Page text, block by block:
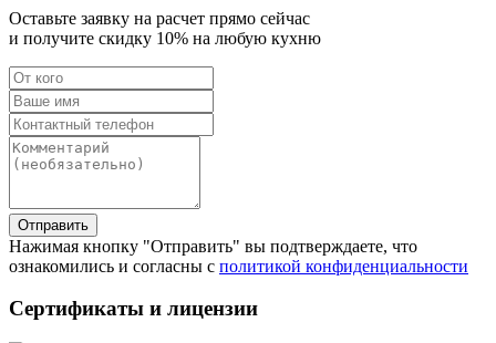
Оставьте заявку на расчет прямо сейчас
и получите скидку 10% на любую кухню
Отправить
Нажимая кнопку "Отправить" вы подтверждаете, что
ознакомились и согласны с политикой конфиденциальности
Сертификаты и лицензии